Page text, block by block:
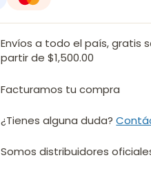
Envíos a todo el país, gratis
partir de $1,500.00
Facturamos tu compra
¿Tienes alguna duda?
Somos distribuidores